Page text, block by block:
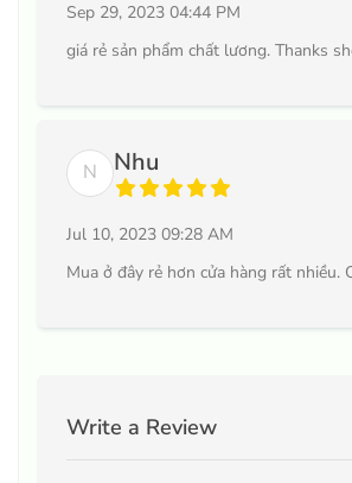
Sep 29, 2023 04:44 PM
giá rẻ sản phẩm chất lương. Thanks
N Nhu
Jul 10, 2023 09:28 AM
Mua ở đây rẻ hơn cửa hàng rất nhiều.
Write a Review